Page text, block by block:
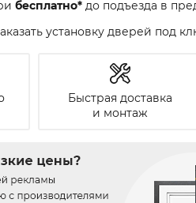
бесплатно* до подъезда в
установку дверей под
Быстрая доставка
и монтаж